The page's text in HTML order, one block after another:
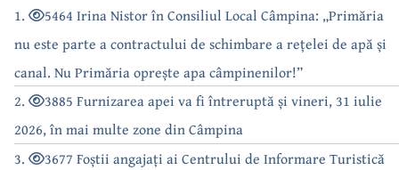
1.
5464 Irina Nistor în Consiliul Local Câmpina: „Primăria
nu este parte a contractului de schimbare a rețelei de apă și
canal. Nu Primăria oprește apa câmpinenilor!”
2.
3885 Furnizarea apei va fi întreruptă și vineri, 31 iulie
2026, în mai multe zone din Câmpina
3.
3677 Foștii angajați ai Centrului de Informare Turistică